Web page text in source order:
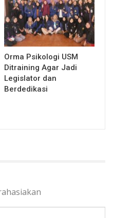
Orma Psikologi USM
Ditraining Agar Jadi
Legislator dan
Berdedikasi